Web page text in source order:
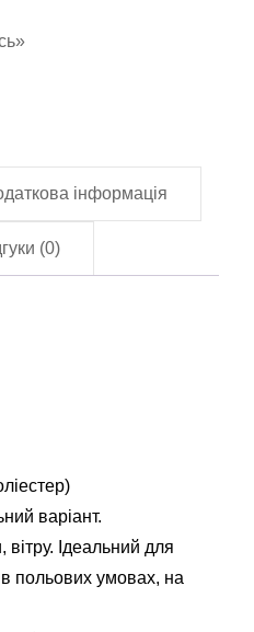
інформація
(0)
варіант.
Ідеальний для
польових умовах, на